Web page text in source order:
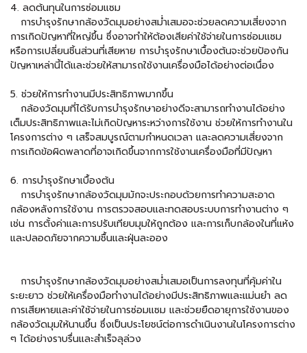
4. ลดต้นทุนในการซ่อมแซม
การบำรุงรักษากล้องวัดมุมอย่างสม่ำเสมอจะช่วยลดความเสี่ยงจาก
การเกิดปัญหาที่ใหญ่ขึ้น ซึ่งอาจทำให้ต้องเสียค่าใช้จ่ายในการซ่อมแซม
หรือการเปลี่ยนชิ้นส่วนที่เสียหาย การบำรุงรักษาเบื้องต้นจะช่วยป้องกัน
ปัญหาเหล่านี้ได้และช่วยให้สามารถใช้งานเครื่องมือได้อย่างต่อเนื่อง
5. ช่วยให้การทำงานมีประสิทธิภาพมากขึ้น
กล้องวัดมุมที่ได้รับการบำรุงรักษาอย่างดีจะสามารถทำงานได้อย่าง
เต็มประสิทธิภาพและไม่เกิดปัญหาระหว่างการใช้งาน ช่วยให้การทำงานใน
โครงการต่าง ๆ เสร็จสมบูรณ์ตามกำหนดเวลา และลดความเสี่ยงจาก
การเกิดข้อผิดพลาดที่อาจเกิดขึ้นจากการใช้งานเครื่องมือที่มีปัญหา
6. การบำรุงรักษาเบื้องต้น
การบำรุงรักษากล้องวัดมุมมักจะประกอบด้วยการทำความสะอาด
กล้องหลังการใช้งาน การตรวจสอบและทดสอบระบบการทำงานต่าง ๆ
เช่น การตั้งค่าและการปรับเทียบมุมให้ถูกต้อง และการเก็บกล้องในที่แห้ง
และปลอดภัยจากความชื้นและฝุ่นละออง
การบำรุงรักษากล้องวัดมุมอย่างสม่ำเสมอเป็นการลงทุนที่คุ้มค่าใน
ระยะยาว ช่วยให้เครื่องมือทำงานได้อย่างมีประสิทธิภาพและแม่นยำ ลด
การเสียหายและค่าใช้จ่ายในการซ่อมแซม และช่วยยืดอายุการใช้งานของ
กล้องวัดมุมให้นานขึ้น ซึ่งเป็นประโยชน์ต่อการดำเนินงานในโครงการต่าง
ๆ ได้อย่างราบรื่นและสำเร็จลุล่วง